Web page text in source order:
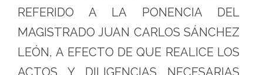
REFERIDO A LA PONENCIA DEL
MAGISTRADO JUAN CARLOS SÁNCHEZ
LEÓN, A EFECTO DE QUE REALICE LOS
ACTOS Y DILIGENCIAS NECESARIAS